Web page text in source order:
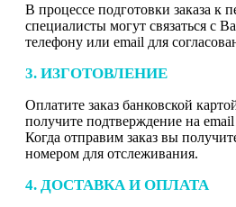
В процессе подготовки заказа к
специалисты могут связаться с
телефону или email для
3. ИЗГОТОВЛЕНИЕ
Оплатите заказ банковской
получите подтверждение на email
Когда отправим заказ вы
номером для отслеживания.
4. ДОСТАВКА И ОПЛАТА